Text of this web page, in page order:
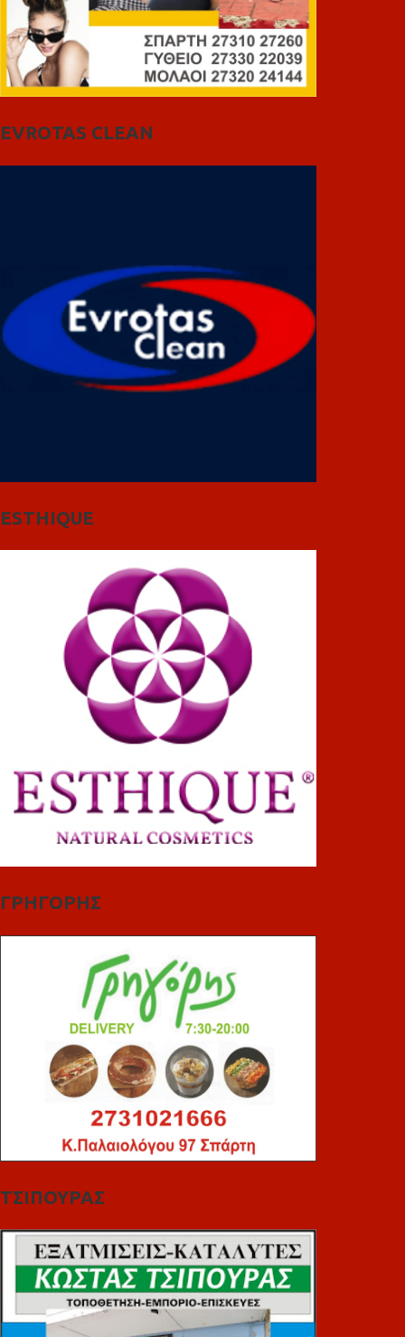
EVROTAS CLEAN
ESTHIQUE
ΓΡΗΓΟΡΗΣ
ΤΣΙΠΟΥΡΑΣ